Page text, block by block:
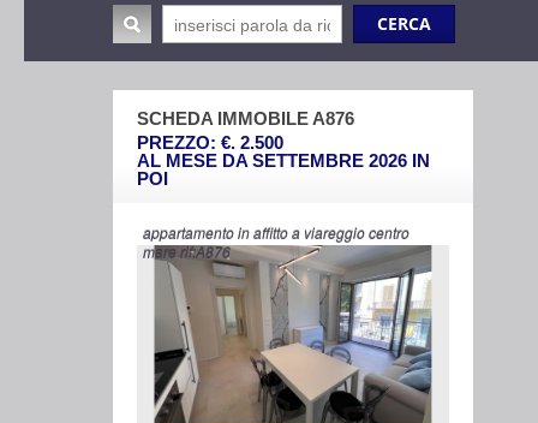
SCHEDA IMMOBILE A876
PREZZO: €. 2.500
AL MESE DA SETTEMBRE 2026 IN
POI
appartamento in affitto a viareggio centro
mare rif:A876